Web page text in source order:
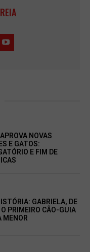
NOVAS
E GATOS:
E FIM DE
GABRIELA, DE
PRIMEIRO CÃO-GUIA
MENOR